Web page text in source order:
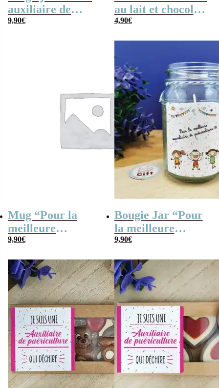
auxiliaire de
puériculture qui
9,90€
au lait et chocolat
noir praliné x8 “je
qui déchire”
4,90€
Mug “Pour la
meilleure
auxiliaire de
9,90€
Bougie Jar “Pour
la meilleure
auxiliaire de
9,90€